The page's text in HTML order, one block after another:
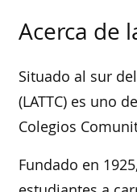
Acerca de
Situado al sur
(LATTC) es uno
Colegios
Fundado en